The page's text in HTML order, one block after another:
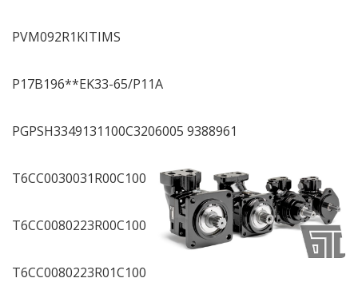
PVM092R1KITIMS
P17B196**EK33-65/P11A
PGPSH3349131100C3206005 9388961
T6CC0030031R00C100
T6CC0080223R00C100
T6CC0080223R01C100